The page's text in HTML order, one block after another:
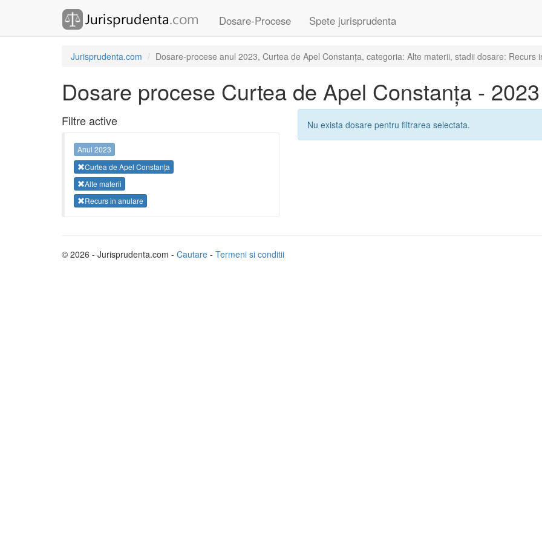
Dosare-Procese Spete jurisprudenta
Jurisprudenta.com Dosare-procese anul 2023, Curtea de Apel Constanța, categoria: Alte materii, stadii dosare: Recurs
Dosare procese Curtea de Apel Constanța - 2023
Filtre active
Anul 2023
Curtea de Apel Constanța
Alte materii
Recurs in anulare
Nu exista dosare pentru filtrarea selectata.
© 2026 - Jurisprudenta.com - Cautare - Termeni si conditii